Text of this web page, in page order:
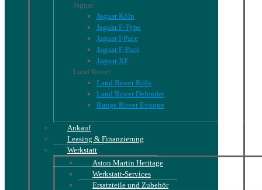
Jaguar
Jaguar Köln
Jaguar F-Type
Jaguar I-Pace
Jaguar F-Pace
Jaguar XF
Land Rover
Land Rover Köln
Land Rover Defender
Range Rover Evoque
Ankauf
Leasing & Finanzierung
Werkstatt
Aston Martin Heritage
Werkstatt-Services
Ersatzteile und Zubehör